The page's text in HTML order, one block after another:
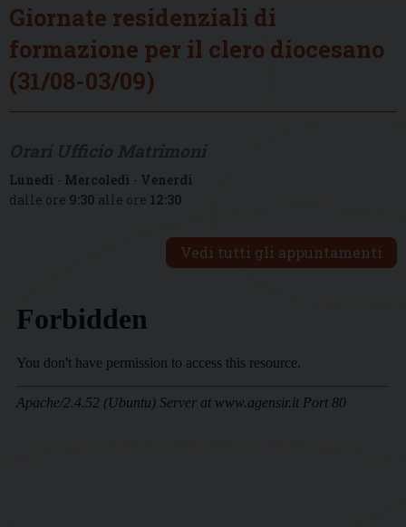
Giornate residenziali di
formazione per il clero diocesano
(31/08-03/09)
Lunedì - Mercoledì - Venerdì
dalle ore 9:30 alle ore 12:30
Vedi tutti gli appuntamenti